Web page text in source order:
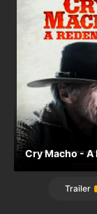
Cry Macho - A
Trailer